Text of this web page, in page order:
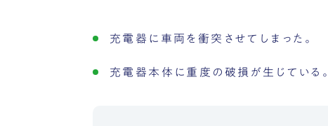
充電器に車両を衝突させてしまった。
充電器本体に重度の破損が生じている。